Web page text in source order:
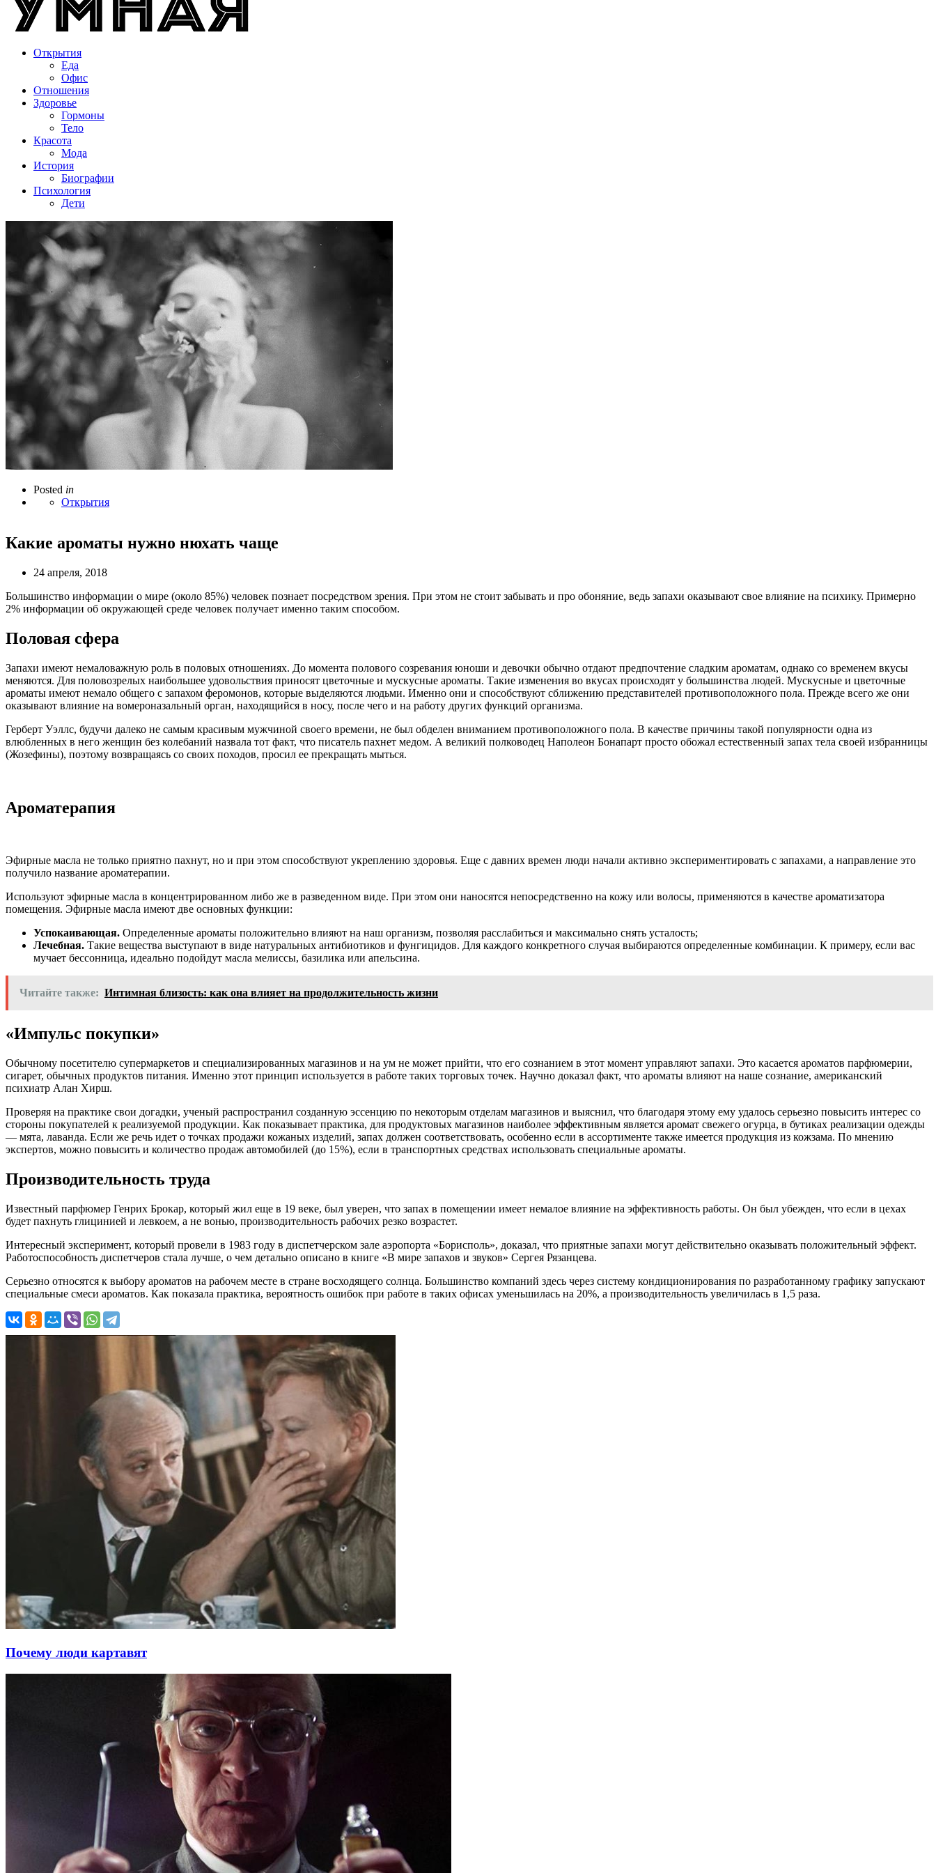
Открытия
Еда
Офис
Отношения
Здоровье
Гормоны
Тело
Красота
Мода
История
Биографии
Психология
Дети
Posted in
Открытия
Какие ароматы нужно нюхать чаще
24 апреля, 2018
Большинство информации о мире (около 85%) человек познает посредством зрения. При этом не стоит забывать и про обоняние, ведь запахи оказывают свое влияние на психику. Примерно
2% информации об окружающей среде человек получает именно таким способом.
Половая сфера
Запахи имеют немаловажную роль в половых отношениях. До момента полового созревания юноши и девочки обычно отдают предпочтение сладким ароматам, однако со временем вкусы
меняются. Для половозрелых наибольшее удовольствия приносят цветочные и мускусные ароматы. Такие изменения во вкусах происходят у большинства людей. Мускусные и цветочные
ароматы имеют немало общего с запахом феромонов, которые выделяются людьми. Именно они и способствуют сближению представителей противоположного пола. Прежде всего же они
оказывают влияние на вомероназальный орган, находящийся в носу, после чего и на работу других функций организма.
Герберт Уэллс, будучи далеко не самым красивым мужчиной своего времени, не был обделен вниманием противоположного пола. В качестве причины такой популярности одна из
влюбленных в него женщин без колебаний назвала тот факт, что писатель пахнет медом. А великий полководец Наполеон Бонапарт просто обожал естественный запах тела своей избранницы
(Жозефины), поэтому возвращаясь со своих походов, просил ее прекращать мыться.
Ароматерапия
Эфирные масла не только приятно пахнут, но и при этом способствуют укреплению здоровья. Еще с давних времен люди начали активно экспериментировать с запахами, а направление это
получило название ароматерапии.
Используют эфирные масла в концентрированном либо же в разведенном виде. При этом они наносятся непосредственно на кожу или волосы, применяются в качестве ароматизатора
помещения. Эфирные масла имеют две основных функции:
Успокаивающая. Определенные ароматы положительно влияют на наш организм, позволяя расслабиться и максимально снять усталость;
Лечебная. Такие вещества выступают в виде натуральных антибиотиков и фунгицидов. Для каждого конкретного случая выбираются определенные комбинации. К примеру, если вас
мучает бессонница, идеально подойдут масла мелиссы, базилика или апельсина.
Читайте также: Интимная близость: как она влияет на продолжительность жизни
«Импульс покупки»
Обычному посетителю супермаркетов и специализированных магазинов и на ум не может прийти, что его сознанием в этот момент управляют запахи. Это касается ароматов парфюмерии,
сигарет, обычных продуктов питания. Именно этот принцип используется в работе таких торговых точек. Научно доказал факт, что ароматы влияют на наше сознание, американский
психиатр Алан Хирш.
Проверяя на практике свои догадки, ученый распространил созданную эссенцию по некоторым отделам магазинов и выяснил, что благодаря этому ему удалось серьезно повысить интерес со
стороны покупателей к реализуемой продукции. Как показывает практика, для продуктовых магазинов наиболее эффективным является аромат свежего огурца, в бутиках реализации одежды
— мята, лаванда. Если же речь идет о точках продажи кожаных изделий, запах должен соответствовать, особенно если в ассортименте также имеется продукция из кожзама. По мнению
экспертов, можно повысить и количество продаж автомобилей (до 15%), если в транспортных средствах использовать специальные ароматы.
Производительность труда
Известный парфюмер Генрих Брокар, который жил еще в 19 веке, был уверен, что запах в помещении имеет немалое влияние на эффективность работы. Он был убежден, что если в цехах
будет пахнуть глицинией и левкоем, а не вонью, производительность рабочих резко возрастет.
Интересный эксперимент, который провели в 1983 году в диспетчерском зале аэропорта «Борисполь», доказал, что приятные запахи могут действительно оказывать положительный эффект.
Работоспособность диспетчеров стала лучше, о чем детально описано в книге «В мире запахов и звуков» Сергея Рязанцева.
Серьезно относятся к выбору ароматов на рабочем месте в стране восходящего солнца. Большинство компаний здесь через систему кондиционирования по разработанному графику запускают
специальные смеси ароматов. Как показала практика, вероятность ошибок при работе в таких офисах уменьшилась на 20%, а производительность увеличилась в 1,5 раза.
Почему люди картавят